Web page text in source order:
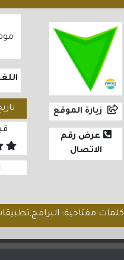
زيارة الموقع
عرض رقم
الاتصال
تاريخ
كلمات مفتاحية: